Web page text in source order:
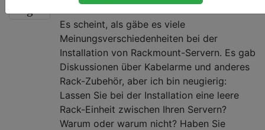
Einheit zwischen Servern?
Es scheint, als gäbe es viele
Meinungsverschiedenheiten bei der
Installation von Rackmount-Servern. Es gab
Diskussionen über Kabelarme und anderes
Rack-Zubehör, aber ich bin neugierig:
Lassen Sie bei der Installation eine leere
Rack-Einheit zwischen Ihren Servern?
Warum oder warum nicht? Haben Sie